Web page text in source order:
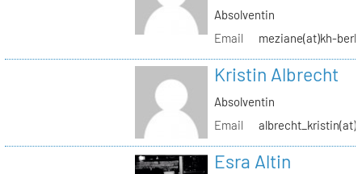
Absolventin
Email
meziane(at)kh-
Kristin Albrecht
Absolventin
Email
Esra Altin